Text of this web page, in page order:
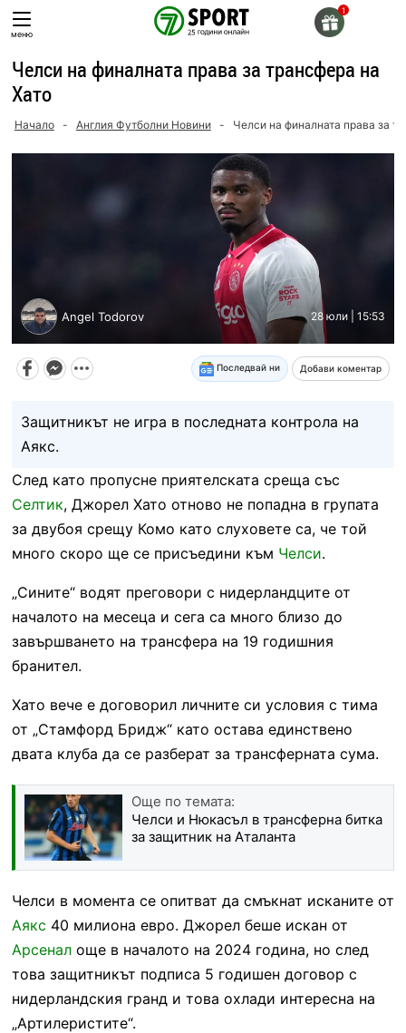
Skip
toменю
Челси на финалната права за трансфера на
Хато
Начало - Англия Футболни Новини - Челси на финалната права за
Angel Todorov 28 юли | 15:53
Последвай ни Добави коментар
Защитникът не игра в последната контрола на
Аякс.
След като пропусне приятелската среща със
Селтик, Джорел Хато отново не попадна в групата
за двубоя срещу Комо като слуховете са, че той
много скоро ще се присъедини към Челси.
„Сините“ водят преговори с нидерландците от
началото на месеца и сега са много близо до
завършването на трансфера на 19 годишния
бранител.
Хато вече е договорил личните си условия с тима
от „Стамфорд Бридж“ като остава единствено
двата клуба да се разберат за трансферната сума.
Още по темата:
Челси и Нюкасъл в трансферна битка
за защитник на Аталанта
Челси в момента се опитват да смъкнат исканите от
Аякс 40 милиона евро. Джорел беше искан от
Арсеналоще в началото на 2024 година, но след
това защитникът подписа 5 годишен договор с
нидерландския гранд и това охлади интересна на
„Артилеристите“.